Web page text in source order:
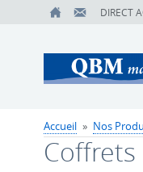
DIRECT
Accueil » Nos
Coffrets